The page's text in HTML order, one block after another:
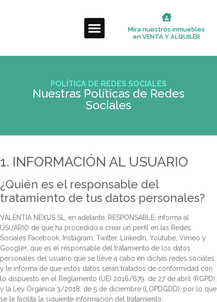
Mira nuestros inmuebles
en VENTA Y ALQUILER
POLÍTICA DE REDES SOCIALES
Nuestras Políticas de Redes
Sociales
1. INFORMACIÓN AL USUARIO
¿Quién es el responsable del
tratamiento de tus datos personales?
VALENTIA NEXUS SL, en adelante, RESPONSABLE, informa al
USUARIO de que ha procedido a crear un perfil en las Redes
Sociales Facebook, Instagram, Twitter, LinkedIn, Youtube, Vimeo y
Google+, que es el responsable del tratamiento de los datos
personales del usuario que se lleve a cabo en dichas redes sociales
y le informa de que estos datos serán tratados de conformidad con
lo dispuesto en el Reglamento (UE) 2016/679, de 27 de abril (RGPD),
y la Ley Orgánica 3/2018, de 5 de diciembre (LOPDGDD), por lo que
se le facilita la siguiente información del tratamiento: